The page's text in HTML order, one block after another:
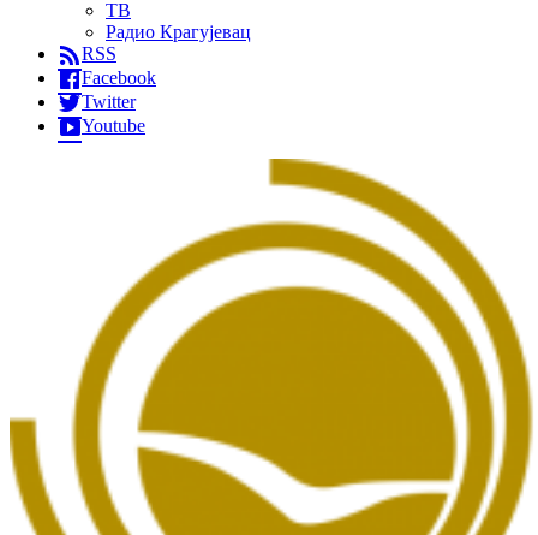
ТВ
Радио Крагујевац
RSS
Facebook
Twitter
Youtube